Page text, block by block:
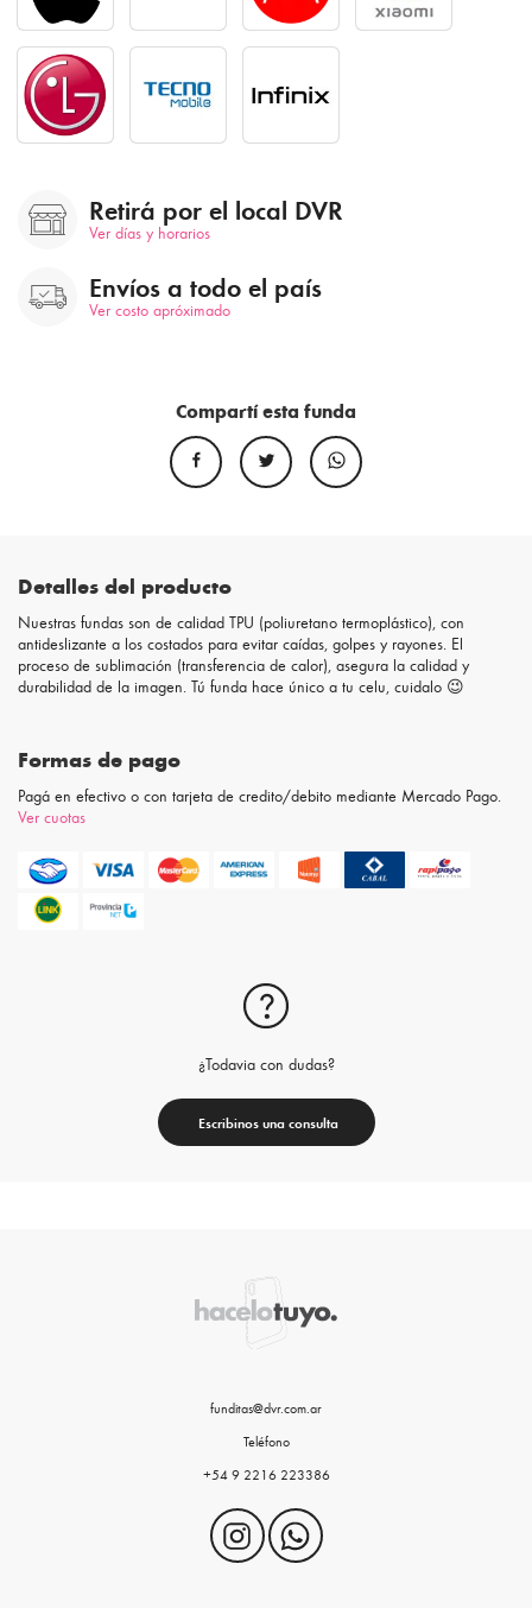
Retirá por el local DVR
Ver días y horarios
Envíos a todo el país
Ver costo apróximado
Compartí esta funda
Detalles del producto
Nuestras fundas son de calidad TPU (poliuretano termoplástico), con
antideslizante a los costados para evitar caídas, golpes y rayones. El
proceso de sublimación (transferencia de calor), asegura la calidad y
durabilidad de la imagen. Tú funda hace único a tu celu, cuidalo 😉
Formas de pago
Pagá en efectivo o con tarjeta de credito/debito mediante Mercado Pago.
Ver cuotas
¿Todavia con dudas?
Escribinos una consulta
funditas@dvr.com.ar
Teléfono
+54 9 2216 223386